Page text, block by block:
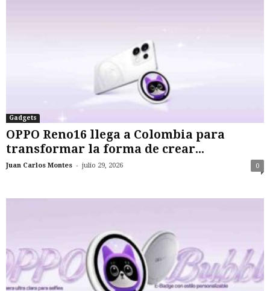
Gadgets
OPPO Reno16 llega a Colombia para
transformar la forma de crear...
Juan Carlos Montes - julio 29, 2026 0